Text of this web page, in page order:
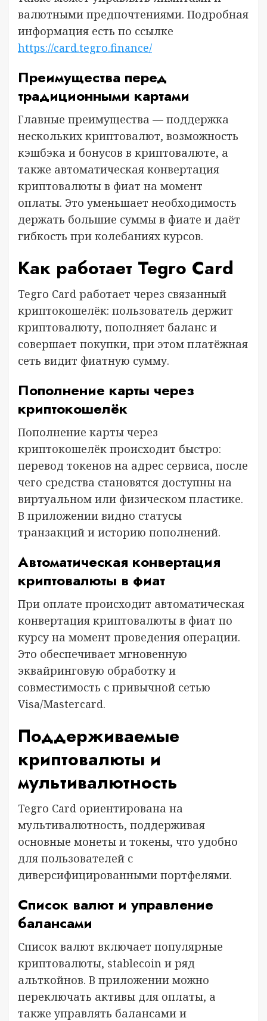
валютными предпочтениями. Подробная
информация есть по ссылке
https://card.tegro.finance/
Преимущества перед
традиционными картами
Главные преимущества — поддержка
нескольких криптовалют, возможность
кэшбэка и бонусов в криптовалюте, а
также автоматическая конвертация
криптовалюты в фиат на момент
оплаты. Это уменьшает необходимость
держать большие суммы в фиате и даёт
гибкость при колебаниях курсов.
Как работает Tegro Card
Tegro Card работает через связанный
криптокошелёк: пользователь держит
криптовалюту, пополняет баланс и
совершает покупки, при этом платёжная
сеть видит фиатную сумму.
Пополнение карты через
криптокошелёк
Пополнение карты через
криптокошелёк происходит быстро:
перевод токенов на адрес сервиса, после
чего средства становятся доступны на
виртуальном или физическом пластике.
В приложении видно статусы
транзакций и историю пополнений.
Автоматическая конвертация
криптовалюты в фиат
При оплате происходит автоматическая
конвертация криптовалюты в фиат по
курсу на момент проведения операции.
Это обеспечивает мгновенную
эквайринговую обработку и
совместимость с привычной сетью
Visa/Mastercard.
Поддерживаемые
криптовалюты и
мультивалютность
Tegro Card ориентирована на
мультивалютность, поддерживая
основные монеты и токены, что удобно
для пользователей с
диверсифицированными портфелями.
Список валют и управление
балансами
Список валют включает популярные
криптовалюты, stablecoin и ряд
альткойнов. В приложении можно
переключать активы для оплаты, а
также управлять балансами и